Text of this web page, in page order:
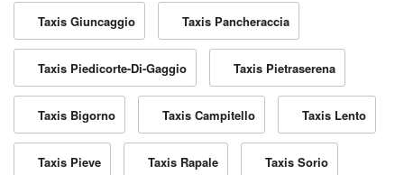
Taxis Giuncaggio Taxis Pancheraccia
Taxis Piedicorte-Di-Gaggio Taxis Pietraserena
Taxis Bigorno Taxis Campitello Taxis Lento
Taxis Pieve Taxis Rapale Taxis Sorio